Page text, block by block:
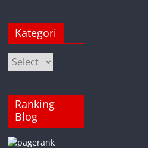
Kategori
Kategori
Ranking
Blog